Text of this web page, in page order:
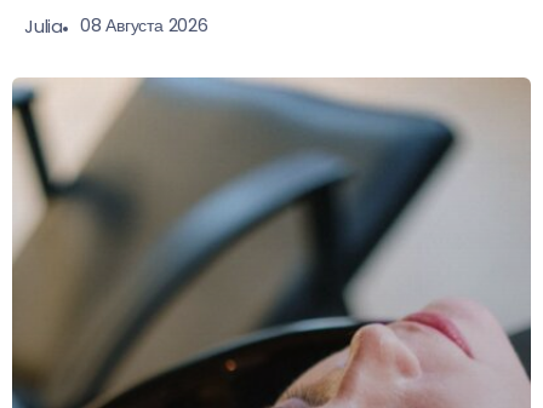
Julia 08 Августа 2026